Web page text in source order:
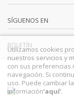
SÍGUENOS EN
BOLETÍN
Utilizamos cookies
nuestros servicios y
con sus preferencias
navegación. Si
uso. Puede cambiar
información‘aquí’.